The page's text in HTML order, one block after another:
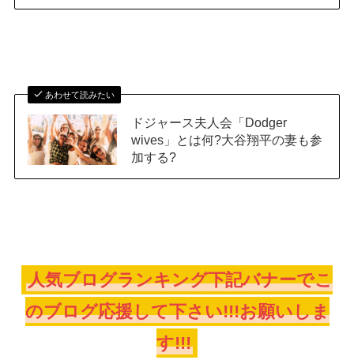
あわせて読みたい
ドジャース夫人会「Dodger
wives」とは何?大谷翔平の妻も参
加する?
人気ブログランキング下記バナーでこ
のブログ応援して下さい!!!お願いしま
す!!!